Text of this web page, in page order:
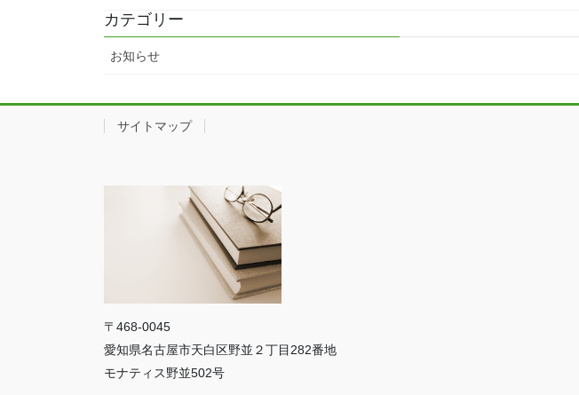
カテゴリー
お知らせ
サイトマップ
〒468-0045
愛知県名古屋市天白区野並２丁目282番地
モナティス野並502号